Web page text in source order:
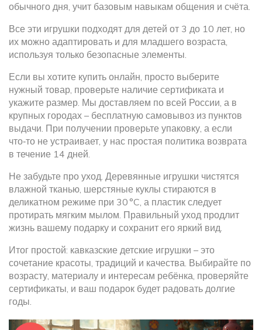
обычного дня, учит базовым навыкам общения и счёта.
Все эти игрушки подходят для детей от 3 до 10 лет, но
их можно адаптировать и для младшего возраста,
используя только безопасные элементы.
Если вы хотите купить онлайн, просто выберите
нужный товар, проверьте наличие сертификата и
укажите размер. Мы доставляем по всей России, а в
крупных городах – бесплатную самовывоз из пунктов
выдачи. При получении проверьте упаковку, а если
что‑то не устраивает, у нас простая политика возврата
в течение 14 дней.
Не забудьте про уход. Деревянные игрушки чистятся
влажной тканью, шерстяные куклы стираются в
деликатном режиме при 30 °C, а пластик следует
протирать мягким мылом. Правильный уход продлит
жизнь вашему подарку и сохранит его яркий вид.
Итог простой: кавказские детские игрушки – это
сочетание красоты, традиций и качества. Выбирайте по
возрасту, материалу и интересам ребёнка, проверяйте
сертификаты, и ваш подарок будет радовать долгие
годы.